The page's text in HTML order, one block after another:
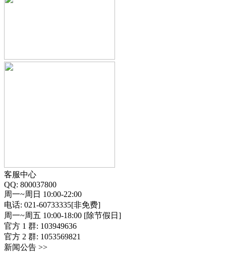
客服中心
QQ: 800037800
周一~周日 10:00-22:00
电话: 021-60733335[非免费]
周一~周五 10:00-18:00 [除节假日]
官方 1 群: 103949636
官方 2 群: 1053569821
新闻公告 >>